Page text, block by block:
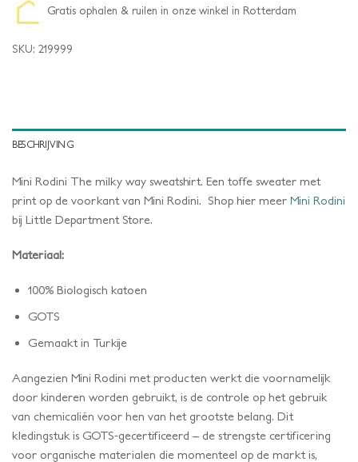
Gratis ophalen & ruilen in onze winkel in Rotterdam
SKU: 219999
BESCHRIJVING
Mini Rodini The milky way sweatshirt. Een toffe sweater met
print op de voorkant van Mini Rodini. Shop hier meer Mini Rodini
bij Little Department Store.
Materiaal:
100% Biologisch katoen
GOTS
Gemaakt in Turkije
Aangezien Mini Rodini met producten werkt die voornamelijk
door kinderen worden gebruikt, is de controle op het gebruik
van chemicaliën voor hen van het grootste belang. Dit
kledingstuk is GOTS-gecertificeerd – de strengste certificering
voor organische materialen die momenteel op de markt is,